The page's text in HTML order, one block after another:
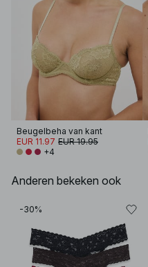
Beugelbeha van kant
EUR 11.97 EUR 19.95
+4
Anderen bekeken ook
-30%